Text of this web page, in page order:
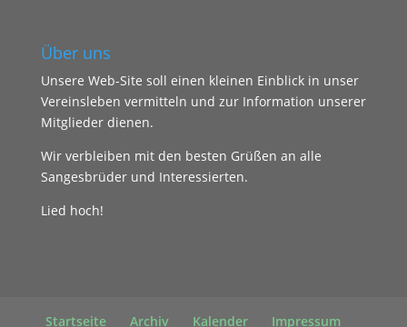
Über uns
Unsere Web-Site soll einen kleinen Einblick in unser
Vereinsleben vermitteln und zur Information unserer
Mitglieder dienen.
Wir verbleiben mit den besten Grüßen an alle
Sangesbrüder und Interessierten.
Lied hoch!
Startseite Archiv Kalender Impressum